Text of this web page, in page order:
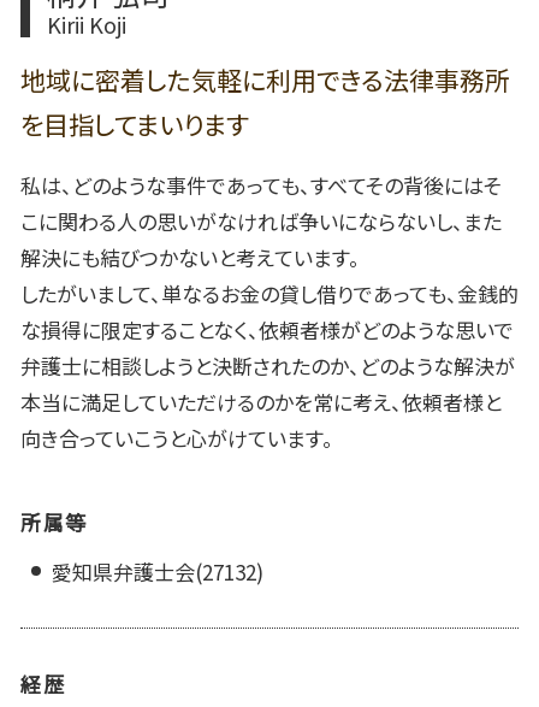
Kirii Koji
地域に密着した気軽に利用できる法律事務所
を目指してまいります
私は、どのような事件であっても、すべてその背後にはそ
こに関わる人の思いがなければ争いにならないし、また
解決にも結びつかないと考えています。
したがいまして、単なるお金の貸し借りであっても、金銭的
な損得に限定することなく、依頼者様がどのような思いで
弁護士に相談しようと決断されたのか、どのような解決が
本当に満足していただけるのかを常に考え、依頼者様と
向き合っていこうと心がけています。
所属等
愛知県弁護士会(27132)
経歴